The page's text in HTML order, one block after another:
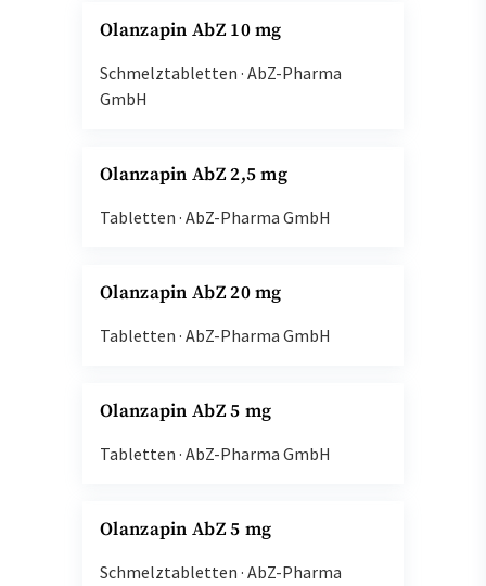
Olanzapin AbZ 10 mg
Schmelztabletten · AbZ-Pharma
GmbH
Olanzapin AbZ 2,5 mg
Tabletten · AbZ-Pharma GmbH
Olanzapin AbZ 20 mg
Tabletten · AbZ-Pharma GmbH
Olanzapin AbZ 5 mg
Tabletten · AbZ-Pharma GmbH
Olanzapin AbZ 5 mg
Schmelztabletten · AbZ-Pharma